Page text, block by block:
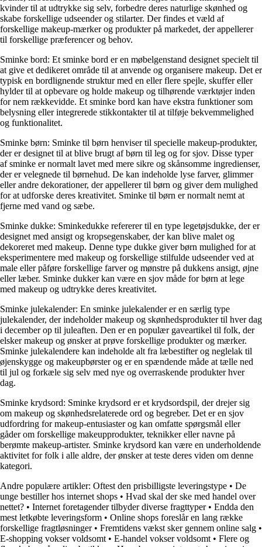
kvinder til at udtrykke sig selv, forbedre deres naturlige skønhed og
skabe forskellige udseender og stilarter. Der findes et væld af
forskellige makeup-mærker og produkter på markedet, der appellerer
til forskellige præferencer og behov.
Sminke bord: Et sminke bord er en møbelgenstand designet specielt til
at give et dedikeret område til at anvende og organisere makeup. Det er
typisk en bordlignende struktur med en eller flere spejle, skuffer eller
hylder til at opbevare og holde makeup og tilhørende værktøjer inden
for nem rækkevidde. Et sminke bord kan have ekstra funktioner som
belysning eller integrerede stikkontakter til at tilføje bekvemmelighed
og funktionalitet.
Sminke børn: Sminke til børn henviser til specielle makeup-produkter,
der er designet til at blive brugt af børn til leg og for sjov. Disse typer
af sminke er normalt lavet med mere sikre og skånsomme ingredienser,
der er velegnede til børnehud. De kan indeholde lyse farver, glimmer
eller andre dekorationer, der appellerer til børn og giver dem mulighed
for at udforske deres kreativitet. Sminke til børn er normalt nemt at
fjerne med vand og sæbe.
Sminke dukke: Sminkedukke refererer til en type legetøjsdukke, der er
designet med ansigt og kropsegenskaber, der kan blive malet og
dekoreret med makeup. Denne type dukke giver børn mulighed for at
eksperimentere med makeup og forskellige stilfulde udseender ved at
male eller påføre forskellige farver og mønstre på dukkens ansigt, øjne
eller læber. Sminke dukker kan være en sjov måde for børn at lege
med makeup og udtrykke deres kreativitet.
Sminke julekalender: En sminke julekalender er en særlig type
julekalender, der indeholder makeup og skønhedsprodukter til hver dag
i december op til juleaften. Den er en populær gaveartikel til folk, der
elsker makeup og ønsker at prøve forskellige produkter og mærker.
Sminke julekalendere kan indeholde alt fra læbestifter og neglelak til
øjenskygge og makeupbørster og er en spændende måde at tælle ned
til jul og forkæle sig selv med nye og overraskende produkter hver
dag.
Sminke krydsord: Sminke krydsord er et krydsordspil, der drejer sig
om makeup og skønhedsrelaterede ord og begreber. Det er en sjov
udfordring for makeup-entusiaster og kan omfatte spørgsmål eller
gåder om forskellige makeupprodukter, teknikker eller navne på
berømte makeup-artister. Sminke krydsord kan være en underholdende
aktivitet for folk i alle aldre, der ønsker at teste deres viden om denne
kategori.
Andre populære artikler: Oftest den prisbilligste leveringstype • De
unge bestiller hos internet shops • Hvad skal der ske med handel over
nettet? • Internet foretagender tilbyder diverse fragttyper• Endda den
mest letkøbte leveringsform • Online shops foreslår en lang række
forskellige fragtløsninger• Fremtidens vækst sker gennem online salg •
E-shopping vokser voldsomt • E-handel vokser voldsomt • Flere og